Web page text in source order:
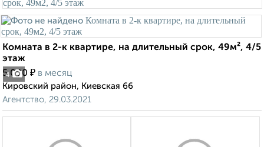
4
Комната в 2-к квартире, на длительный срок, 49м², 4/5
этаж
5 000 ₽ в месяц
Кировский район, Киевская 66
Агентство, 29.03.2021